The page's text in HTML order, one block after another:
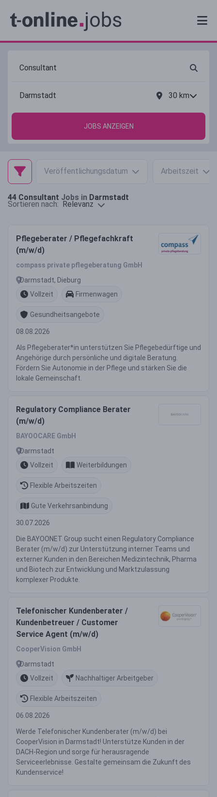
30 km
JOBS ANZEIGEN
Veröffentlichungsdatum Arbeitszeit
44 Consultant Jobs in Darmstadt
Sortieren nach: Relevanz
Pflegeberater / Pflegefachkraft
(m/w/d)
compass private pflegeberatung GmbH
Darmstadt, Dieburg
Vollzeit
Firmenwagen
Gesundheitsangebote
08.08.2026
Als Pflegeberater*in unterstützen Sie Pflegebedürftige und
Angehörige durch persönliche und digitale Beratung.
Fördern Sie Autonomie in der Pflege und stärken Sie die
lokale Gemeinschaft.
Regulatory Compliance Berater
(m/w/d)
BAYOOCARE GmbH
Darmstadt
Vollzeit
Weiterbildungen
Flexible Arbeitszeiten
Gute Verkehrsanbindung
30.07.2026
Die BAYOONET Group sucht einen Regulatory Compliance
Berater (m/w/d) zur Unterstützung interner Teams und
externer Kunden in den Bereichen Medizintechnik, Pharma
und Biotech zur Entwicklung und Marktzulassung
komplexer Produkte.
Telefonischer Kundenberater /
Kundenbetreuer / Customer
Service Agent (m/w/d)
CooperVision GmbH
Darmstadt
Vollzeit
Nachhaltiger Arbeitgeber
Flexible Arbeitszeiten
06.08.2026
Werde Telefonischer Kundenberater (m/w/d) bei
CooperVision in Darmstadt! Unterstütze Kunden in der
DACH-Region und sorge für herausragende
Serviceerlebnisse. Gestalte gemeinsam die Zukunft des
Kundenservice!